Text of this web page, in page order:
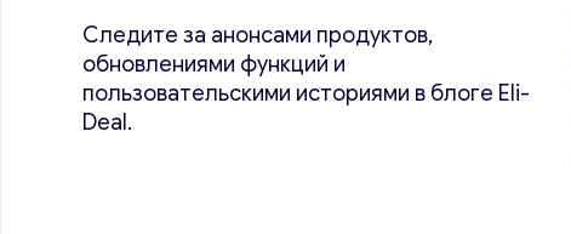
Следите за анонсами продуктов,
обновлениями функций и
пользовательскими историями в блоге Eli-
Deal.